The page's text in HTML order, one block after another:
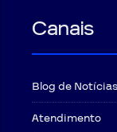
Canais
Blog de Notícias
Atendimento